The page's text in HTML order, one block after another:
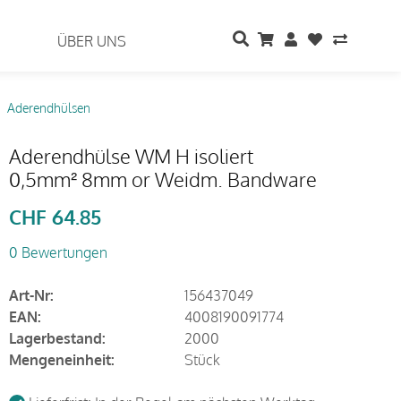
ÜBER UNS
Aderendhülsen
Aderendhülse WM H isoliert
0,5mm² 8mm or Weidm. Bandware
CHF 64.85
0 Bewertungen
Art-Nr:
156437049
EAN:
4008190091774
Lagerbestand:
2000
Mengeneinheit:
Stück